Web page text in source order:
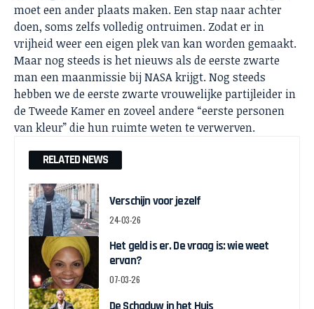
moet een ander plaats maken. Een stap naar achter
doen, soms zelfs volledig ontruimen. Zodat er in
vrijheid weer een eigen plek van kan worden gemaakt.
Maar nog steeds is het nieuws als de eerste zwarte
man een maanmissie bij NASA krijgt. Nog steeds
hebben we de eerste zwarte vrouwelijke partijleider in
de Tweede Kamer en zoveel andere “eerste personen
van kleur” die hun ruimte weten te verwerven.
RELATED NEWS
Verschijn voor jezelf
24-03-26
Het geld is er. De vraag is: wie weet
ervan?
07-03-26